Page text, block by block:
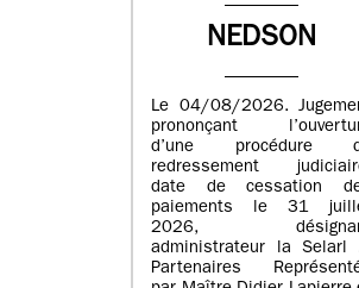
NEDSON
Le 04/08/2026.
prononçant
d’une procédure
redressement
date de cessation
paiements le 31
2026,
administrateur la Selarl
Partenaires